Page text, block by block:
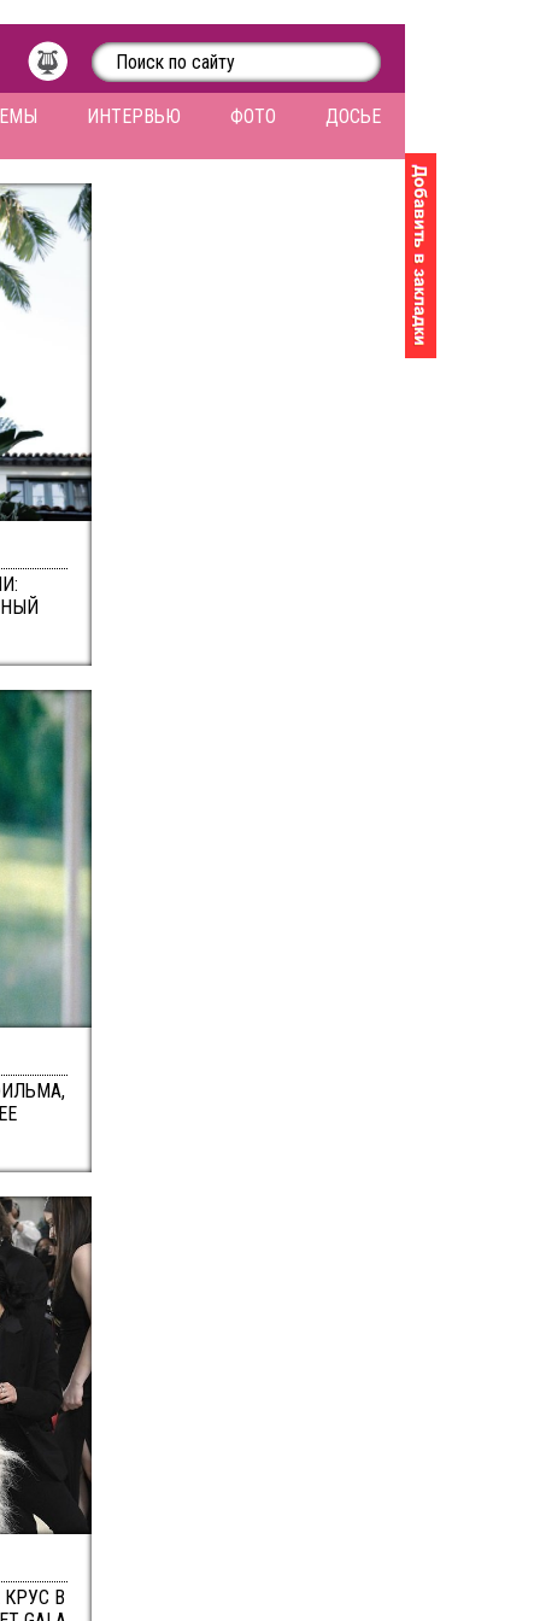
ИНТЕРВЬЮ ФОТО ДОСЬЕ
В